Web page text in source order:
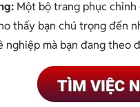
Một bộ trang phục
thấy bạn chú trọng đến
nghiệp mà bạn đang theo